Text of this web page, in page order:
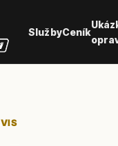
SlužbyCeník